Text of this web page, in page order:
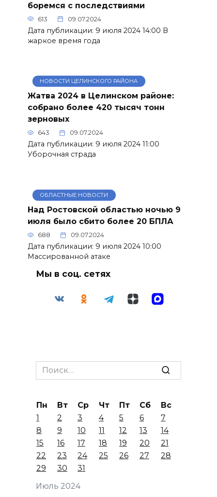
боремся с последствиями
613 09.07.2024
Дата публикации: 9 июля 2024 14:00 В
жаркое время года
НОВОСТИ ЦЕЛИНСКОГО РАЙОНА
Жатва 2024 в Целинском районе:
собрано более 420 тысяч тонн
зерновых
643 09.07.2024
Дата публикации: 9 июля 2024 11:00
Уборочная страда
ОБЛАСТНЫЕ НОВОСТИ
Над Ростовской областью ночью 9
июля было сбито более 20 БПЛА
688 09.07.2024
Дата публикации: 9 июля 2024 10:00
Массированной атаке
Мы в соц. сетях
Search
for:
Июль 2024
Пн Вт Ср Чт Пт Сб
Вс
1
2 3 4 5 6
7
8
9 10 11 12 13
14
15
16 17 18 19 20
21
22
23 24 25 26 27
28
29
30 31